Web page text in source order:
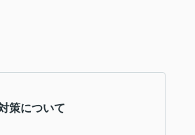
策について